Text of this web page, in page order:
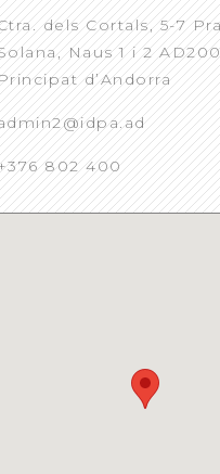
dels Cortals, 5-7
Naus 1 i 2
d’Andorra
802 400